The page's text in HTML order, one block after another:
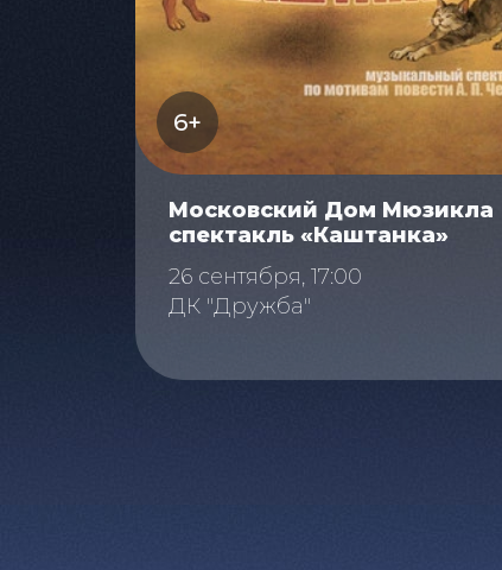
6+
Московский Дом Мюзикла
спектакль «Каштанка»
26 сентября, 17:00
ДК "Дружба"